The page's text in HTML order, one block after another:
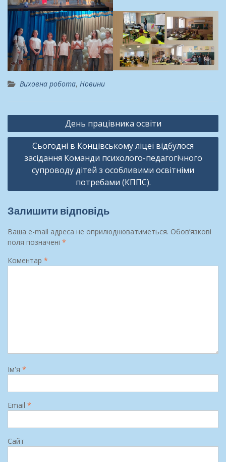
Виховна робота, Новини
Навігація
записів
День працівника освіти
Сьогодні в Концівському ліцеї відбулося
засідання Команди психолого-педагогічного
супроводу дітей з особливими освітніми
потребами (КППС).
Залишити відповідь
Ваша e-mail адреса не оприлюднюватиметься. Обов’язкові
поля позначені *
Коментар *
Ім'я *
Email *
Сайт